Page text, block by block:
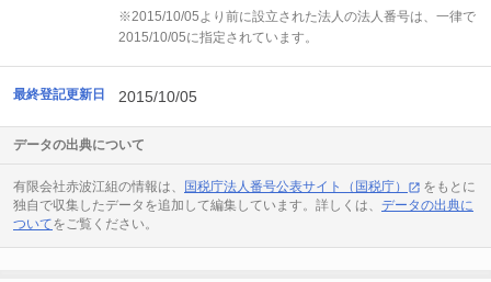
※2015/10/05より前に設立された法人の法人番号は、一律で
2015/10/05に指定されています。
最終登記更新日 2015/10/05
データの出典について
有限会社赤波江組の情報は、 国税庁法人番号公表サイト（国税庁）
をもとに
独自で収集したデータを追加して編集しています。詳しくは、 データの出典に
ついてをご覧ください。